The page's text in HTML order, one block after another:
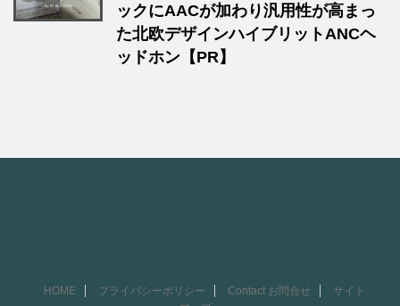
ックにAACが加わり汎用性が高まっ
た北欧デザインハイブリットANCヘ
ッドホン【PR】
HOME プライバシーポリシー Contact お問合せ
サイト